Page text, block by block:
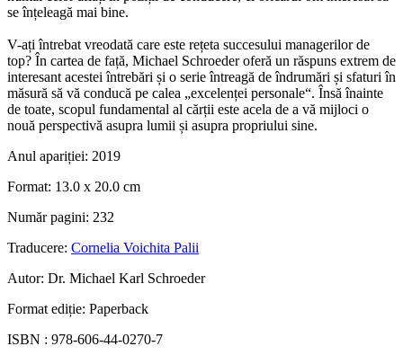
se înțeleagă mai bine.
V-ați întrebat vreodată care este rețeta succesului managerilor de
top? În cartea de față, Michael Schroeder oferă un răspuns extrem de
interesant acestei întrebări și o serie întreagă de îndrumări și sfaturi în
măsură să vă conducă pe calea „excelenței personale“. Însă înainte
de toate, scopul fundamental al cărții este acela de a vă mijloci o
nouă perspectivă asupra lumii și asupra propriului sine.
Anul apariției: 2019
Format: 13.0 x 20.0 cm
Număr pagini: 232
Traducere: Cornelia Voichita Palii
Autor: Dr. Michael Karl Schroeder
Format ediție: Paperback
ISBN : 978-606-44-0270-7